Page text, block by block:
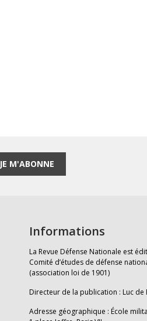
JE M'ABONNE
Informations
La Revue Défense Nationale est
Comité d’études de défense
(association loi de 1901)
Directeur de la publication : Luc de
Adresse géographique : École